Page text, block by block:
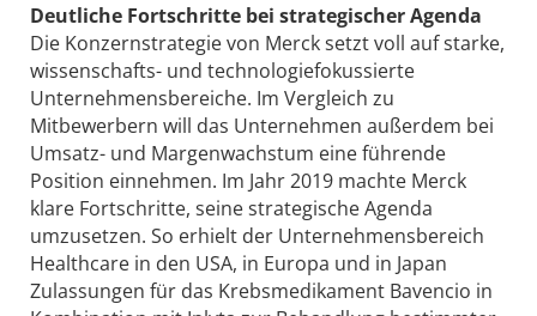
Deutliche Fortschritte bei strategischer Agenda
Die Konzernstrategie von Merck setzt voll auf starke,
wissenschafts- und technologiefokussierte
Unternehmensbereiche. Im Vergleich zu
Mitbewerbern will das Unternehmen außerdem bei
Umsatz- und Margenwachstum eine führende
Position einnehmen. Im Jahr 2019 machte Merck
klare Fortschritte, seine strategische Agenda
umzusetzen. So erhielt der Unternehmensbereich
Healthcare in den USA, in Europa und in Japan
Zulassungen für das Krebsmedikament Bavencio in